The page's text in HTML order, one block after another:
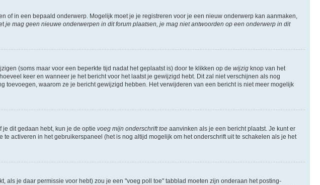
in een bepaald onderwerp. Mogelijk moet je je registreren voor je een nieuw onderwerp kan aanmaken,
je mag geen nieuwe onderwerpen in dit forum plaatsen, je mag niet antwoorden op een onderwerp in dit
(soms maar voor een beperkte tijd nadat het geplaatst is) door te klikken op de wijzig knop van het
keer en wanneer je het bericht voor het laatst je gewijzigd hebt. Dit zal niet verschijnen als nog
waarom ze je bericht gewijzigd hebben. Het verwijderen van een bericht is niet meer mogelijk
je dit gedaan hebt, kun je de optie voeg mijn onderschrift toe aanvinken als je een bericht plaatst. Je kunt er
activeren in het gebruikerspaneel (het is nog altijd mogelijk om het onderschrift uit te schakelen als je het
je daar permissie voor hebt) zou je een "voeg poll toe" tabblad moeten zijn onderaan het posting-